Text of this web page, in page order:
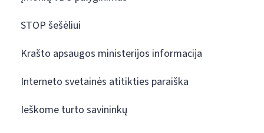
STOP šešėliui
Krašto apsaugos ministerijos informacija
Interneto svetainės atitikties paraiška
Ieškome turto savininkų